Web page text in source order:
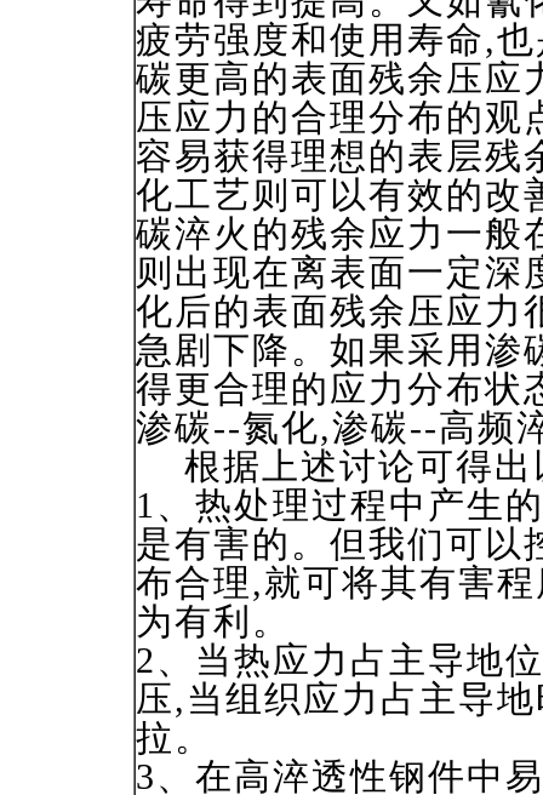
疲劳强度和使用寿命,
碳更高的表面残余压应
压应力的合理分布的观
容易获得理想的表层残
化工艺则可以有效的改
碳淬火的残余应力一般
则出现在离表面一定深
化后的表面残余压应力
急剧下降。如果采用
得更合理的应力分布状
渗碳--氮化,渗碳--高频
根据上述讨论可得出
1、热处理过程中产生
是有害的。但我们可以
布合理,就可将其有害
为有利。
2、当热应力占主导地
压,当组织应力占主导
拉。
3、在高淬透性钢件中